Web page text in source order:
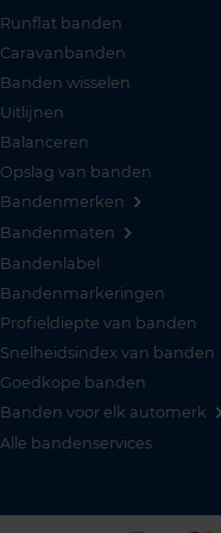
Runflat banden
Caravanbanden
Banden wisselen
Uitlijnen
Balanceren
Opslag van banden
Bandenmerken
Bandenmaten
Bandenlabel
Bandenmarkeringen
Profieldiepte van banden
Snelheidsindex van banden
Goedkope banden
Banden voor elk automerk
Alle bandenservices